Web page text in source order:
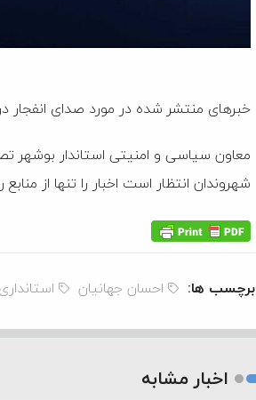
خبرهای منتشر شده در مورد صدای انفجار
معاون سیاسی و امنیتی استاندار بوشهر
شهروندان انتظار است اخبار را تنها از
برچسب ها: احسان جهانیان
اخبار مشابه